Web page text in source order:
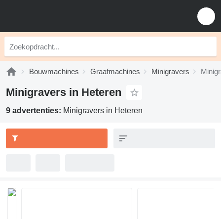
Bouwmachines Graafmachines Minigravers
Minigravers in Heteren
9 advertenties: Minigravers in Heteren